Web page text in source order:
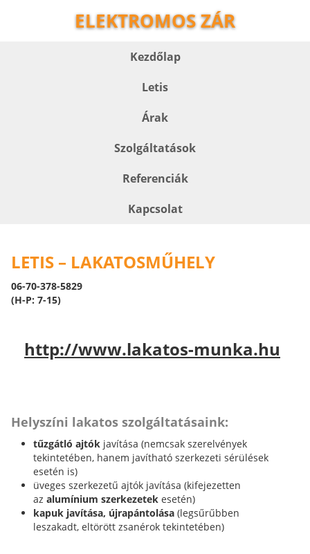
ELEKTROMOS ZÁR
Kezdőlap
Letis
Árak
Szolgáltatások
Referenciák
Kapcsolat
LETIS – LAKATOSMŰHELY
06-70-378-5829
(H-P: 7-15)
http://www.lakatos-munka.hu
Helyszíni lakatos szolgáltatásaink:
tűzgátló ajtók javítása (nemcsak szerelvények
tekintetében, hanem javítható szerkezeti sérülések
esetén is)
üveges szerkezetű ajtók javítása (kifejezetten
az alumínium szerkezetek esetén)
kapuk javítása, újrapántolása (legsűrűbben
leszakadt, eltörött zsanérok tekintetében)